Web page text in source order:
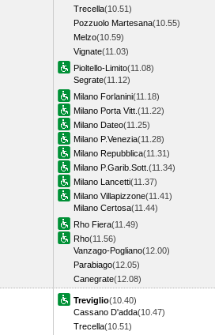
Trecella(10.51)
Pozzuolo Martesana(10.55)
Melzo(10.59)
Vignate(11.03)
Pioltello-Limito(11.08)
Segrate(11.12)
Milano Forlanini(11.18)
Milano Porta Vitt. (11.22)
Milano Dateo(11.25)
Milano P.Venezia(11.28)
Milano Repubblica(11.31)
Milano P.Garib.Sott. (11.34)
Milano Lancetti(11.37)
Milano Villapizzone(11.41)
Milano Certosa(11.44)
Rho Fiera(11.49)
Rho(11.56)
Vanzago-Pogliano(12.00)
Parabiago(12.05)
Canegrate(12.08)
Treviglio(10.40)
Cassano D'adda(10.47)
Trecella(10.51)